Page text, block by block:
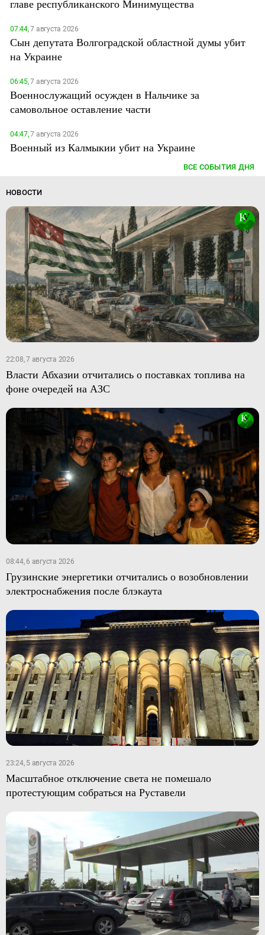
главе республиканского Минимущества
07:44,7 августа 2026
Сын депутата Волгоградской областной думы убит
на Украине
06:45,7 августа 2026
Военнослужащий осужден в Нальчике за
самовольное оставление части
04:47,7 августа 2026
Военный из Калмыкии убит на Украине
ВСЕ СОБЫТИЯ ДНЯ
НОВОСТИ
22:08, 7 августа 2026
Власти Абхазии отчитались о поставках топлива на
фоне очередей на АЗС
08:44, 6 августа 2026
Грузинские энергетики отчитались о возобновлении
электроснабжения после блэкаута
23:24, 5 августа 2026
Масштабное отключение света не помешало
протестующим собраться на Руставели